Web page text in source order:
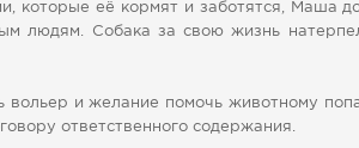
которые её кормят и заботятся, Маша
людям. Собака за свою жизнь
и желание помочь животному
ответственного содержания.